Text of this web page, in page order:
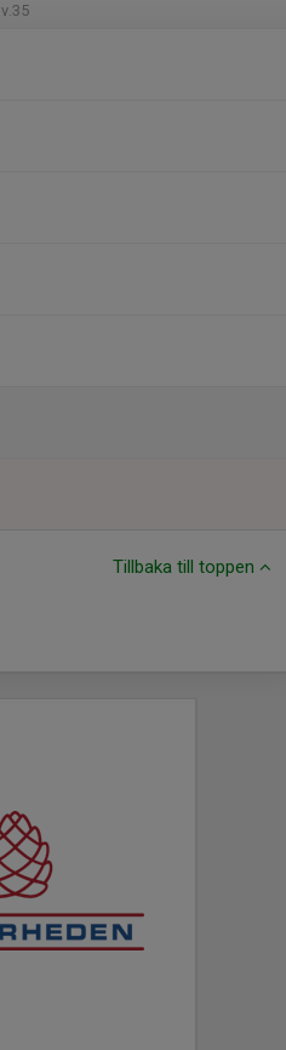
v.35
Tillbaka till toppen